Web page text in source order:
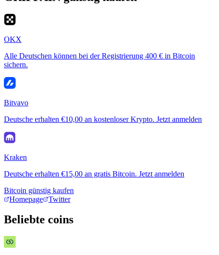
OKX
Alle Deutschen können bei der Registrierung 400 € in Bitcoin
sichern.
Bitvavo
Deutsche erhalten €10,00 an kostenloser Krypto. Jetzt anmelden
Kraken
Deutsche erhalten €15,00 an gratis Bitcoin. Jetzt anmelden
Bitcoin günstig kaufen
Homepage
Twitter
Beliebte coins